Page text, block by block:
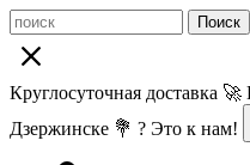
Поиск
Круглосуточная доставка
Дзержинске 💐 ? Это к нам!